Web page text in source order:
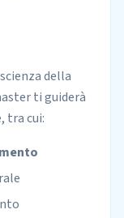
della
ti guiderà
tra cui: